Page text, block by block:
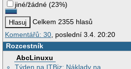
jiné/žádné (23%)
Celkem 2355 hlasů
Komentářů: 30 , poslední 3.4. 20:20
Rozcestník
AbcLinuxu
Týden na ITBiz: Náklady na